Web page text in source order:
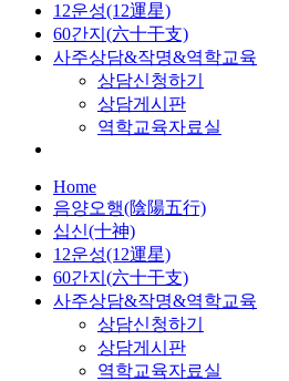
12운성(12運星)
60간지(六十干支)
사주상담&작명&역학교육
상담신청하기
상담게시판
역학교육자료실
Home
음양오행(陰陽五行)
십신(十神)
12운성(12運星)
60간지(六十干支)
사주상담&작명&역학교육
상담신청하기
상담게시판
역학교육자료실